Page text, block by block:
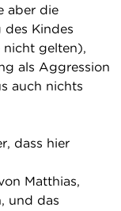
aber die
Kindes
nicht gelten),
als Aggression
auch nichts
dass hier
Matthias,
und das